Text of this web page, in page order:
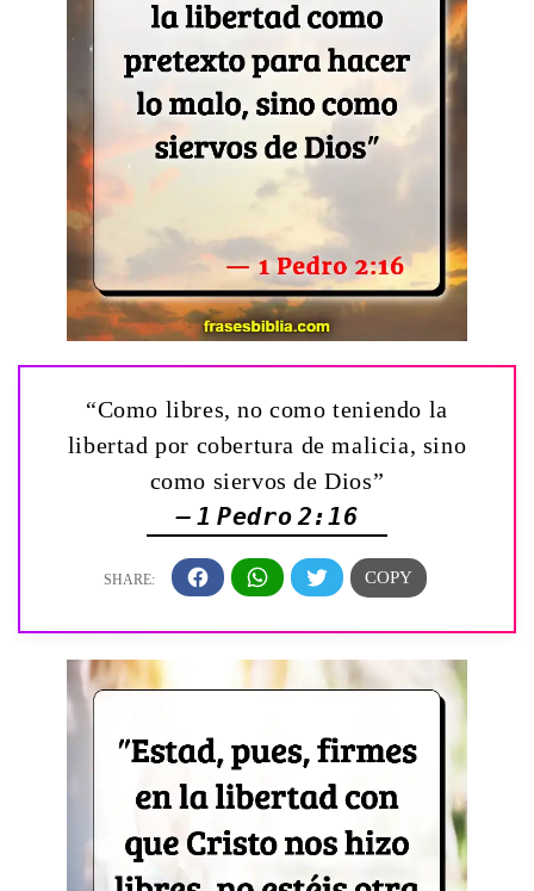
“Como libres, no como teniendo la
libertad por cobertura de malicia, sino
como siervos de Dios”
— 1 Pedro 2:16